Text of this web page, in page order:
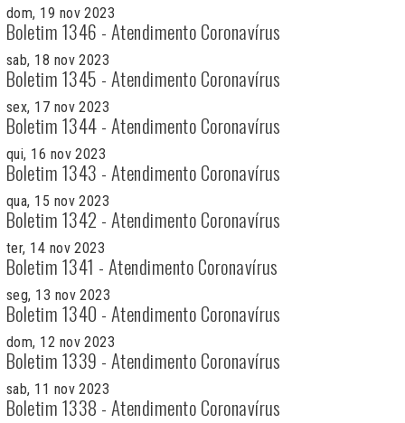
dom, 19 nov 2023
Boletim 1346 - Atendimento Coronavírus
sab, 18 nov 2023
Boletim 1345 - Atendimento Coronavírus
sex, 17 nov 2023
Boletim 1344 - Atendimento Coronavírus
qui, 16 nov 2023
Boletim 1343 - Atendimento Coronavírus
qua, 15 nov 2023
Boletim 1342 - Atendimento Coronavírus
ter, 14 nov 2023
Boletim 1341 - Atendimento Coronavírus
seg, 13 nov 2023
Boletim 1340 - Atendimento Coronavírus
dom, 12 nov 2023
Boletim 1339 - Atendimento Coronavírus
sab, 11 nov 2023
Boletim 1338 - Atendimento Coronavírus